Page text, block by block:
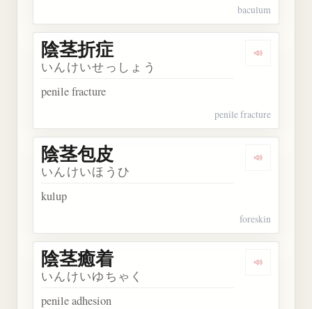
baculum
Dengarkan
陰茎折症
いんけいせっしょう
penile fracture
penile fracture
Dengarkan
陰茎包皮
いんけいほうひ
kulup
foreskin
Dengarkan
陰茎癒着
いんけいゆちゃく
penile adhesion